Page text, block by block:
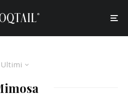
Ultimi